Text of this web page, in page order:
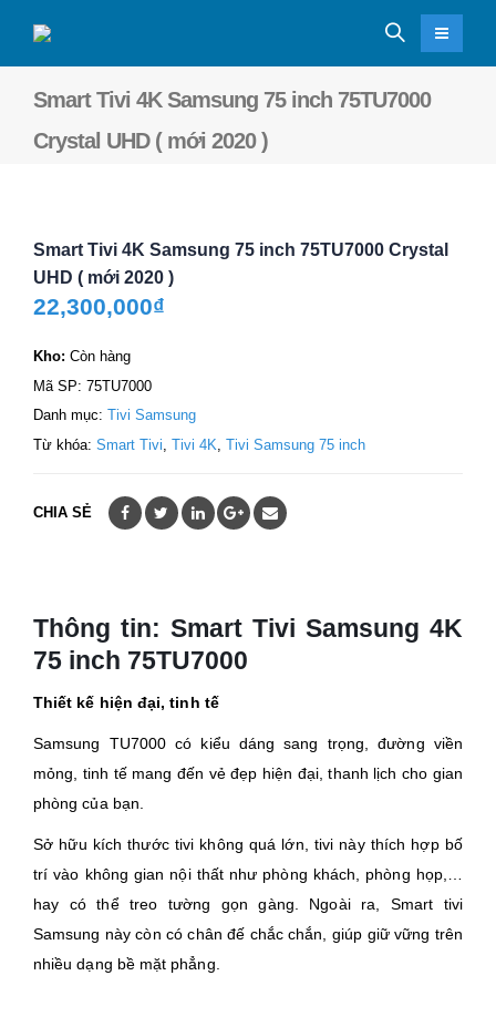
Smart Tivi 4K Samsung 75 inch 75TU7000
Crystal UHD ( mới 2020 )
Smart Tivi 4K Samsung 75 inch 75TU7000 Crystal
UHD ( mới 2020 )
22,300,000₫
Kho: Còn hàng
Mã SP: 75TU7000
Danh mục: Tivi Samsung
Từ khóa: Smart Tivi Tivi 4K Tivi Samsung 75 inch
CHIA SẺ
Thông tin: Smart Tivi Samsung 4K
75 inch 75TU7000
Thiết kế hiện đại, tinh tế
Samsung TU7000 có kiểu dáng sang trọng, đường viền
mỏng, tinh tế mang đến vẻ đẹp hiện đại, thanh lịch cho gian
phòng của bạn.
Sở hữu kích thước tivi không quá lớn, tivi này thích hợp bố
trí vào không gian nội thất như phòng khách, phòng họp,…
hay có thể treo tường gọn gàng. Ngoài ra, Smart tivi
Samsung này còn có chân đế chắc chắn, giúp giữ vững trên
nhiều dạng bề mặt phẳng.